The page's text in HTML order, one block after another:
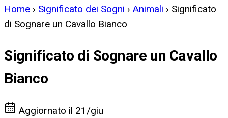
Home › Significato dei Sogni › Animali › Significato
di Sognare un Cavallo Bianco
Significato di Sognare un Cavallo
Bianco
Aggiornato il 21/giu